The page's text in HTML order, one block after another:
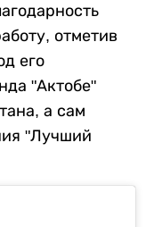
отметив
его
"Актобе"
а сам
"Лучший